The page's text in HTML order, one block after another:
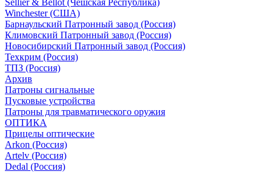
Sellier & Bellot (Чешская Республика)
Winchester (США)
Барнаульский Патронный завод (Россия)
Климовский Патронный завод (Россия)
Новосибирский Патронный завод (Россия)
Техкрим (Россия)
ТПЗ (Россия)
Архив
Патроны сигнальные
Пусковые устройства
Патроны для травматического оружия
ОПТИКА
Прицелы оптические
Arkon (Россия)
Artelv (Россия)
Dedal (Россия)